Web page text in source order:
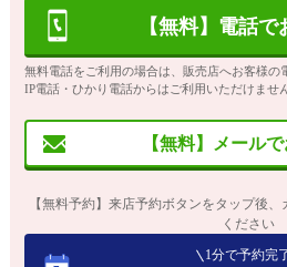
【無料】電話
無料電話をご利用の場合は、販売店へお客様の
IP電話・ひかり電話からはご利用いただけません
【無料】メール
【無料予約】来店予約ボタンをタップ後
ください
1分で予約完